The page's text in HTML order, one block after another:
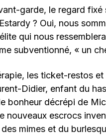
garde, le regard fixé
? Oui, nous
qui nous
subventionné, « un
les ticket-restos
Didier, enfant du
bonheur décrépi de
nouveaux escrocs
mimes et du